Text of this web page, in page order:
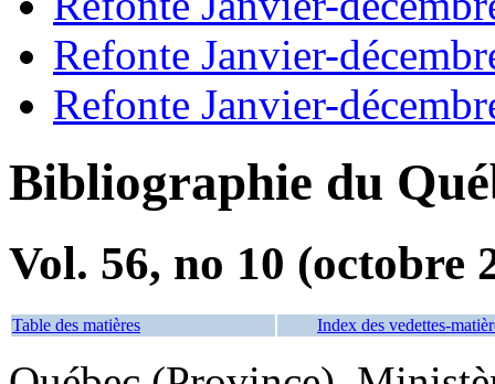
Refonte Janvier-
Refonte Janvier-
Bibliographie du
Vol. 56, no 10 (octobre
Table des matières Index des vedettes-